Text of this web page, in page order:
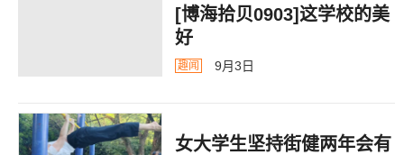
[博海拾贝0903]这学校的美
好
趣闻 9月3日
女大学生坚持街健两年会有